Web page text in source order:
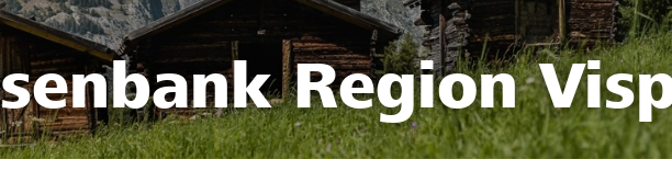
Region